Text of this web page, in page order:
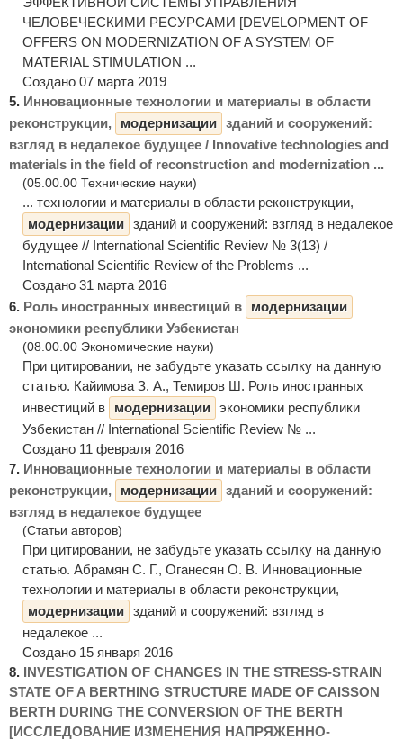
ЧЕЛОВЕЧЕСКИМИ РЕСУРСАМИ [DEVELOPMENT OF
OFFERS ON MODERNIZATION OF A SYSTEM OF
MATERIAL STIMULATION ...
Создано 07 марта 2019
5. Инновационные технологии и материалы в области
реконструкции,
модернизации зданий и сооружений:
взгляд в недалекое будущее / Innovative technologies and
materials in the field of reconstruction and modernization ...
(05.00.00 Технические науки)
... технологии и материалы в области реконструкции,
модернизации зданий и сооружений: взгляд в недалекое
будущее // International Scientific Review № 3(13) /
International Scientific Review of the Problems ...
Создано 31 марта 2016
6. Роль иностранных инвестиций в
модернизации
экономики республики Узбекистан
(08.00.00 Экономические науки)
При цитировании, не забудьте указать ссылку на данную
статью. Кайимова З. А., Темиров Ш. Роль иностранных
инвестиций в
модернизации экономики республики
Узбекистан // International Scientific Review № ...
Создано 11 февраля 2016
7. Инновационные технологии и материалы в области
реконструкции,
модернизации зданий и сооружений:
взгляд в недалекое будущее
(Статьи авторов)
При цитировании, не забудьте указать ссылку на данную
статью. Абрамян С. Г., Оганесян О. В. Инновационные
технологии и материалы в области реконструкции,
модернизации зданий и сооружений: взгляд в
недалекое ...
Создано 15 января 2016
8. INVESTIGATION OF CHANGES IN THE STRESS-STRAIN
STATE OF A BERTHING STRUCTURE MADE OF CAISSON
BERTH DURING THE CONVERSION OF THE BERTH
[ИССЛЕДОВАНИЕ ИЗМЕНЕНИЯ НАПРЯЖЕННО-